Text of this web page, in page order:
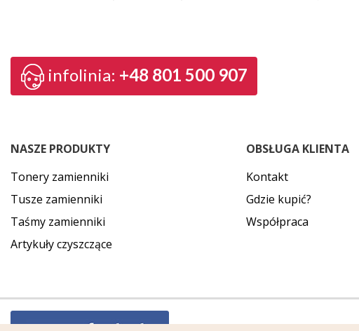
infolinia: +48 801 500 907
NASZE PRODUKTY
Tonery zamienniki
Tusze zamienniki
Taśmy zamienniki
Artykuły czyszczące
OBSŁUGA KLIENTA
Kontakt
Gdzie kupić?
Współpraca